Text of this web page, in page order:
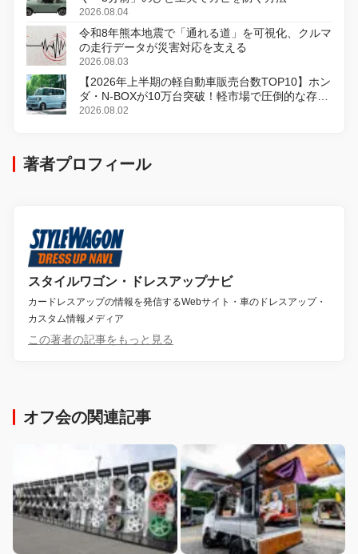
2026.08.04
令和8年熊本地震で「通れる道」を可視化、クルマ
の走行データが災害対応を支える
2026.08.03
【2026年上半期の軽自動車販売台数TOP10】ホン
ダ・N-BOXが10万台突破！軽市場で圧倒的な存在
感
2026.08.02
著者プロフィール
スタイルワゴン・ドレスアップナビ
カードレスアップの情報を発信するWebサイト・車のドレスアップ・
カスタム情報メディア
この著者の記事をもっと見る
オフ会の関連記事